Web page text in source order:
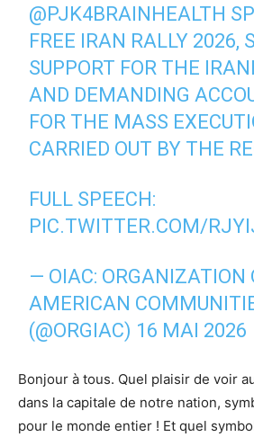
@PJK4BRAINHEALTH
FREE IRAN RALLY 2026,
SUPPORT FOR THE
AND DEMANDING
FOR THE MASS
CARRIED OUT BY THE
FULL SPEECH:
PIC.TWITTER.COM/
— OIAC: ORGANIZATION
AMERICAN
(@ORGIAC) 16 MAI 2026
Bonjour à tous. Quel plaisir de voir
dans la capitale de notre nation,
pour le monde entier ! Et quel